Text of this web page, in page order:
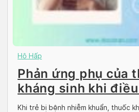
Hô Hấp
Phản ứng phụ của
kháng sinh khi
phế quản ở trẻ
Khi trẻ bị bệnh nhiễm khuẩn, thuốc